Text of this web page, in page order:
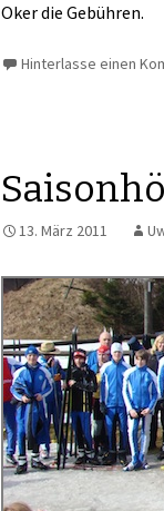
Oker die Gebühren.
Hinterlasse einen
13. März 2011